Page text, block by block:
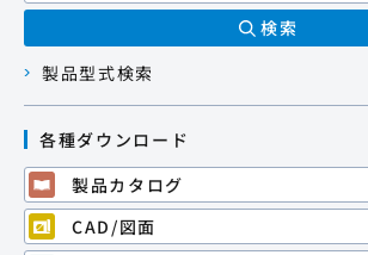
会員登録
本サイトの利用について
プライバシーポリシー
サイトマップ
製品型式検索
各種ダウンロード
製品カタログ
CAD/図面